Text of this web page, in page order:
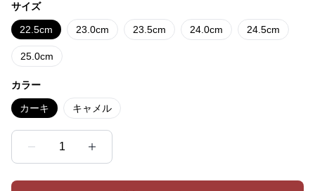
サイズ
22.5cm 23.0cm 23.5cm 24.0cm 24.5cm
25.0cm
カラー
カーキ キャメル
1